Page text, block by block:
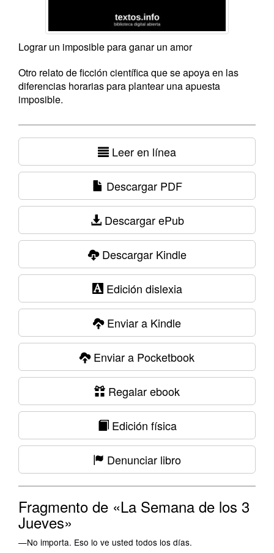
Lograr un imposible para ganar un amor
Otro relato de ficción científica que se apoya en las
diferencias horarias para plantear una apuesta
imposible.
Leer en línea
Descargar PDF
Descargar ePub
Descargar Kindle
Edición dislexia
Enviar a Kindle
Enviar a Pocketbook
Regalar ebook
Edición física
Denunciar libro
Fragmento de «La Semana de los 3
Jueves»
—No importa. Eso lo ve usted todos los días.